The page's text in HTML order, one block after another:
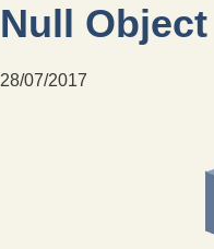
Null Object
28/07/2017